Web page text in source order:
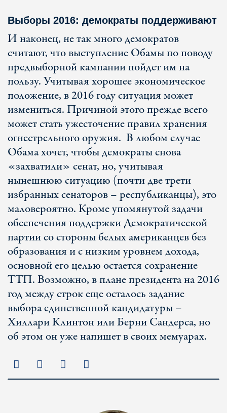
Выборы 2016: демократы поддерживают
И наконец, не так много демократов
считают, что выступление Обамы по поводу
предвыборной кампании пойдет им на
пользу. Учитывая хорошее экономическое
положение, в 2016 году ситуация может
измениться. Причиной этого прежде всего
может стать ужесточение правил хранения
огнестрельного оружия. В любом случае
Обама хочет, чтобы демократы снова
«захватили» сенат, но, учитывая
нынешнюю ситуацию (почти две трети
избранных сенаторов – республиканцы), это
маловероятно. Кроме упомянутой задачи
обеспечения поддержки Демократической
партии со стороны белых американцев без
образования и с низким уровнем дохода,
основной его целью остается сохранение
ТТП. Возможно, в плане президента на 2016
год между строк еще осталось задание
выбора единственной кандидатуры –
Хиллари Клинтон или Берни Сандерса, но
об этом он уже напишет в своих мемуарах.